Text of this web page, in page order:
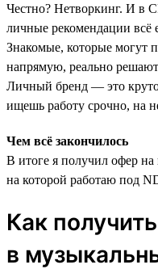
Честно? Нетворкинг. И в
личные рекомендации всё
Знакомые, которые могут
напрямую, реально
Личный бренд — это
ищешь работу срочно, на
Чем всё закончилось
В итоге я получил офер
на которой работаю под
Как
в